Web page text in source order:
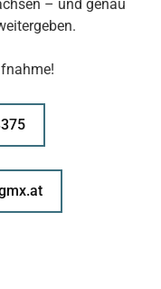
– und genau